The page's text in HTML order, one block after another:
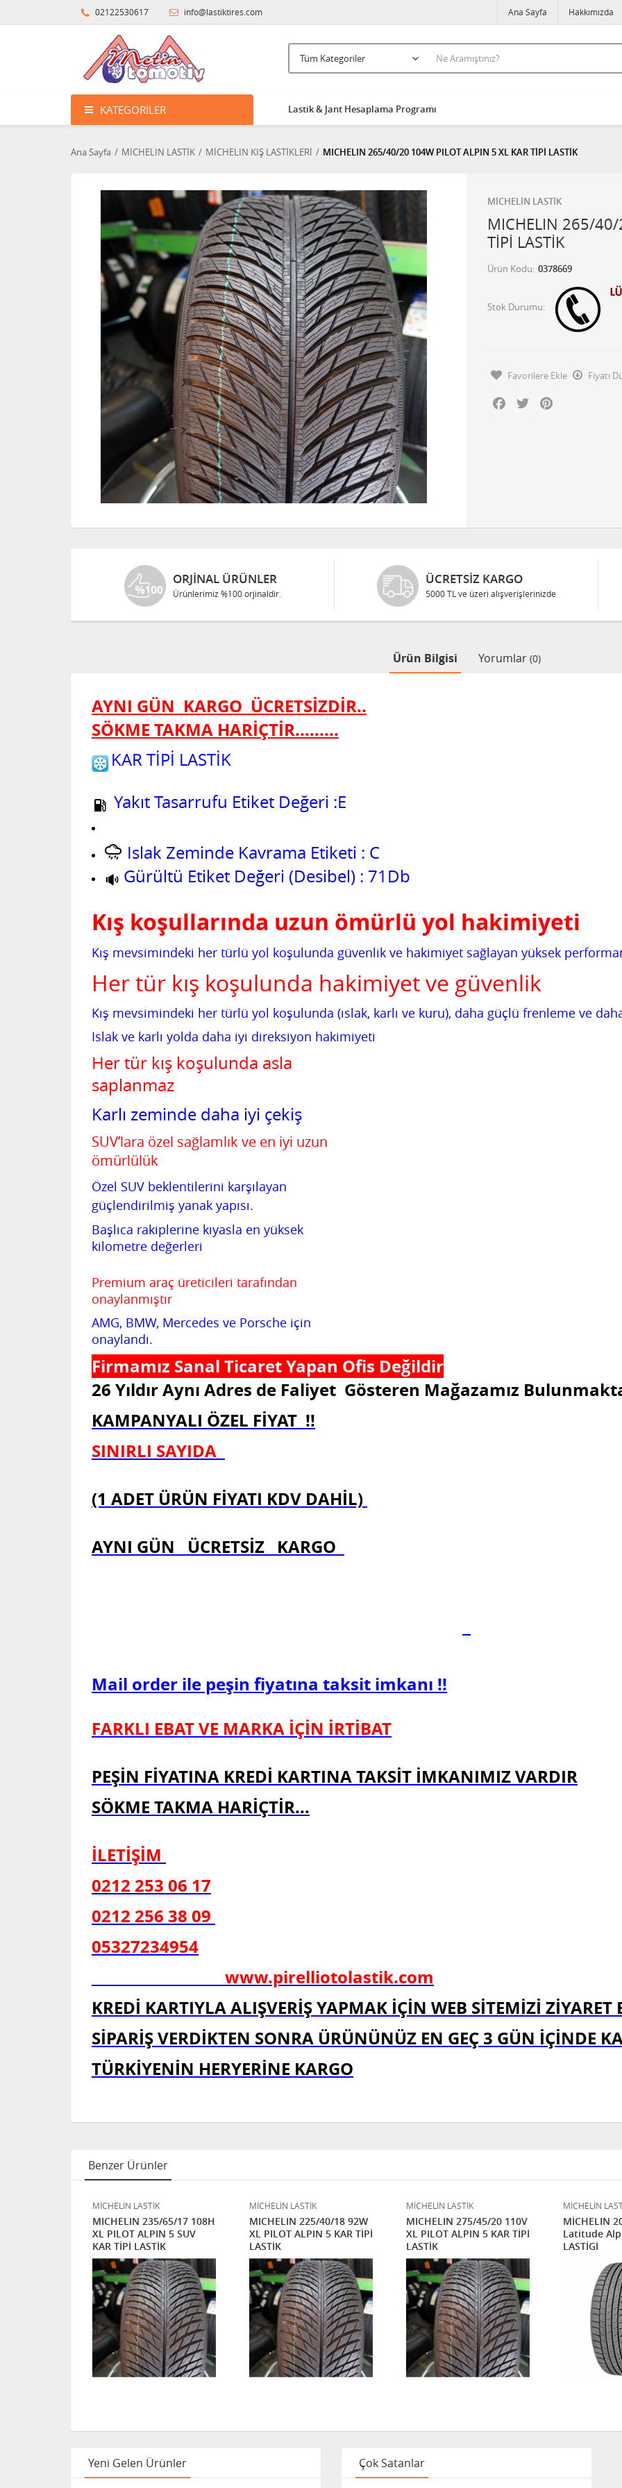
02122530617 info@lastiktires.com Ana Sayfa Hakkımızda
KATEGORILER Lastik & Jant Hesaplama Programı
Ana Sayfa MİCHELIN LASTİK MİCHELIN KIŞ LASTİKLERİ MICHELIN 265/40/20 104W PILOT ALPIN 5 XL KAR TİPİ LASTİK
MİCHELİN LASTİK
MICHELIN 265/40/
TİPİ LASTİK
Ürün Kodu 0378669
Stok Durumu
Favorilere Ekle
Fiyatı
Facebook
Twitter
ORJINAL ÜRÜNLER
Ürünlerimiz %100 orjinaldir.
ÜCRETSIZ KARGO
5000 TL ve üzeri alışverişlerinizde
Ürün Bilgisi Yorumlar (0)
AYNI GÜN KARGO ÜCRETSİZDİR..
SÖKME TAKMA HARİÇTİR.........
KAR TİPİ LASTİK
Yakıt Tasarrufu Etiket Değeri :E
Islak Zeminde Kavrama Etiketi : C
Gürültü Etiket Değeri (Desibel) : 71Db
Kış koşullarında uzun ömürlü yol hakimiyeti
Kış mevsimindeki her türlü yol koşulunda güvenlik ve hakimiyet sağlayan yüksek
Her tür kış koşulunda hakimiyet ve güvenlik
Kış mevsimindeki her türlü yol koşulunda (ıslak, karlı ve kuru), daha güçlü frenleme ve
Islak ve karlı yolda daha iyi direksiyon hakimiyeti
Her tür kış koşulunda asla
saplanmaz
Karlı zeminde daha iyi çekiş
SUV’lara özel sağlamlık ve en iyi uzun
ömürlülük
Özel SUV beklentilerini karşılayan
güçlendirilmiş yanak yapısı.
Başlıca rakiplerine kıyasla en yüksek
kilometre değerleri
Premium araç üreticileri tarafından
onaylanmıştır
AMG, BMW, Mercedes ve Porsche için
onaylandı.
Firmamız Sanal Ticaret Yapan Ofis Değildir
26 Yıldır Aynı Adres de Faliyet Gösteren Mağazamız
KAMPANYALI ÖZEL FİYAT !!
SINIRLI SAYIDA
(1 ADET ÜRÜN FİYATI KDV DAHİL)
AYNI GÜN ÜCRETSİZ KARGO
Mail order ile peşin fiyatına taksit imkanı !!
FARKLI EBAT VE MARKA İÇİN İRTİBAT
PEŞİN FİYATINA KREDİ KARTINA TAKSİT İMKANIMIZ VARDIR
SÖKME TAKMA HARİÇTİR...
İLETİŞİM
0212 253 06 17
0212 256 38 09
05327234954
www.pirelliotolastik.com
KREDİ KARTIYLA ALIŞVERİŞ YAPMAK İÇİN WEB SİTEMİZİ ZİYARET
SİPARİŞ VERDİKTEN SONRA ÜRÜNÜNÜZ EN GEÇ 3 GÜN İÇİNDE
TÜRKİYENİN HERYERİNE KARGO
Benzer Ürünler
MİCHELİN LASTİK
MICHELIN 235/65/17 108H
XL PILOT ALPIN 5 SUV
KAR TİPİ LASTİK
MİCHELİN LASTİK
MICHELIN 225/40/18 92W
XL PILOT ALPIN 5 KAR TİPİ
LASTİK
MİCHELİN LASTİK
MICHELIN 275/45/20 110V
XL PILOT ALPIN 5 KAR TİPİ
LASTİK
MİCHELİN
MİCHELIN
Latitude
LASTİGİ
Yeni Gelen Ürünler Çok Satanlar